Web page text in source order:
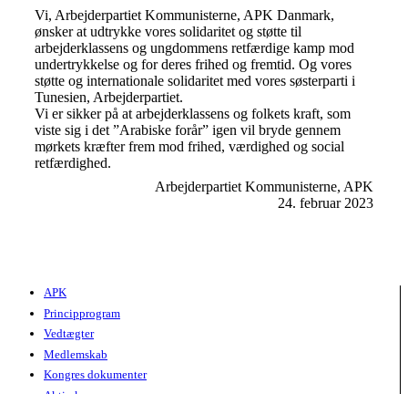
Vi, Arbejderpartiet Kommunisterne, APK Danmark,
ønsker at udtrykke vores solidaritet og støtte til
arbejderklassens og ungdommens retfærdige kamp mod
undertrykkelse og for deres frihed og fremtid. Og vores
støtte og internationale solidaritet med vores søsterparti i
Tunesien, Arbejderpartiet.
Vi er sikker på at arbejderklassens og folkets kraft, som
viste sig i det ”Arabiske forår” igen vil bryde gennem
mørkets kræfter frem mod frihed, værdighed og social
retfærdighed.
Arbejderpartiet Kommunisterne, APK
24. februar 2023
APK
Principprogram
Vedtægter
Medlemskab
Kongres dokumenter